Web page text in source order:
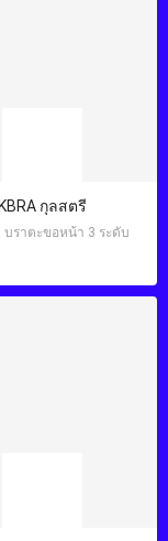
KBRA กุลสตรี
บราตะขอหน้า 3 ระดับ